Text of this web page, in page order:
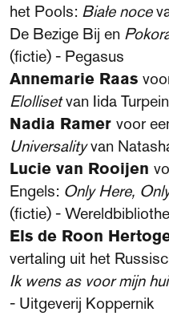
het Pools: Białe noce
De Bezige Bij en
(fictie) - Pegasus
Annemarie Raas
Elollisetvan Iida
Nadia Ramer voor
Universalityvan
Lucie van Rooijen
Engels: Only Here,
(fictie) -
Els de Roon
vertaling uit het
Ik wens as voor mijn
- Uitgeverij Koppernik